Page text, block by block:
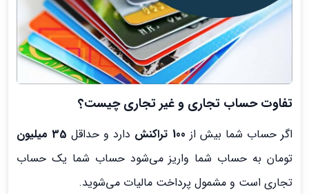
تفاوت حساب تجاری و غیر تجاری چیست؟
اگر حساب شما بیش از 100 تراکنش دارد و حداقل35 میلیون
تومان به حساب شما واریز می‌شود حساب شما یک حساب
تجاری است و مشمول پرداخت مالیات می‌شوید.